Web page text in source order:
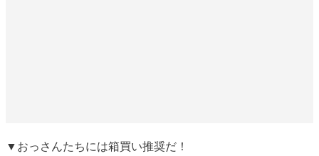
▼おっさんたちには箱買い推奨だ！